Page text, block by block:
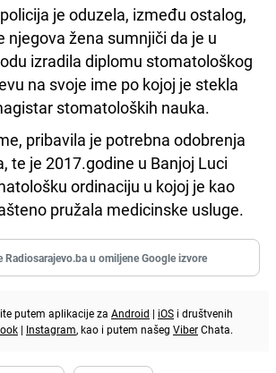
je oduzela, između ostalog,
njegova žena sumnjiči da je u
izradila diplomu stomatološkog
na svoje ime po kojoj je stekla
stomatoloških nauka.
pribavila je potrebna odobrenja
te je 2017.godine u Banjoj Luci
ordinaciju u kojoj je kao
pružala medicinske usluge.
Radiosarajevo.ba u omiljene Google izvore
putem aplikacije za Android | iOS i društvenih
| Instagram, kao i putem našeg ViberChata.